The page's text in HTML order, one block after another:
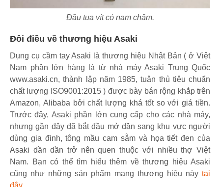
Đầu tua vít có nam châm.
Đôi điều về thương hiệu Asaki
Dụng cụ cầm tay Asaki là thương hiệu Nhật Bản ( ở Việt
Nam phần lớn hàng là từ nhà máy Asaki Trung Quốc
www.asaki.cn, thành lập năm 1985, tuân thủ tiêu chuẩn
chất lượng ISO9001:2015 ) được bày bán rộng khắp trên
Amazon, Alibaba bởi chất lượng khá tốt so với giá tiền.
Trước đây, Asaki phần lớn cung cấp cho các nhà máy,
nhưng gần đây đã bắt đầu mở dần sang khu vực người
dùng gia đinh, tông mầu cam sẫm và họa tiết đen của
Asaki dần dần trở nên quen thuộc với nhiều thợ Việt
Nam. Bạn có thể tìm hiểu thêm về thương hiệu Asaki
cũng như những sản phẩm mang thương hiệu này tại